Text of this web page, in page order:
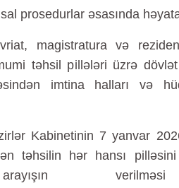
prosedurlar əsasında
magistratura və
təhsil pillələri üzrə
imtina halları və
Kabinetinin 7 yanvar
təhsilin hər hansı